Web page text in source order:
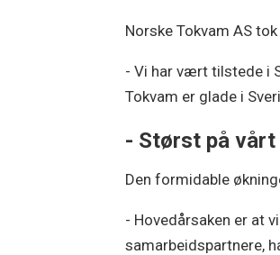
Norske Tokvam AS
- Vi har vært tilstede i
Tokvam er glade i
- Størst på
Den formidable
- Hovedårsaken er at
samarbeidspartnere,